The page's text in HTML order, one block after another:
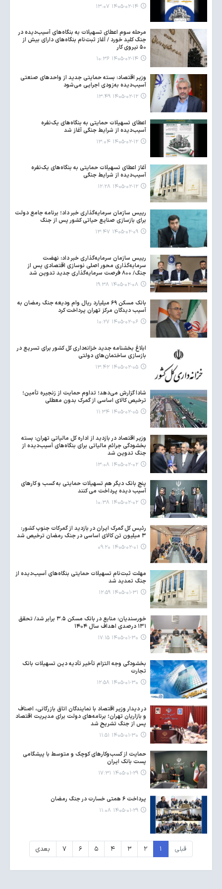
۱۴۰۵-۰۲-۱۴ ۱۳:۰۷
مرحله سوم اعطای تسهیلات به بنگاه‌های آسیب‌دیده در
جنگ کلید خورد / آغاز ثبت‌نام بنگاه‌های دارای بیش از
۵۰ نیروی کار
۱۴۰۵-۰۲-۱۴ ۱۰:۳۶
وزیر اقتصاد: بسته حمایتی جدید از واحدهای صنعتی
آسیب‌دیده به‌زودی اجرایی می‌شود
۱۴۰۵-۰۲-۱۲ ۱۳:۴۹
اعطای تسهیلات حمایتی به بنگاه‌های یک‌نفره
آسیب‌دیده از شرایط جنگی آغاز شد
۱۴۰۵-۰۲-۱۲ ۱۳:۰۴
آغاز اعطای تسهیلات حمایتی به بنگاه‌های یک‌نفره
آسیب‌دیده از شرایط جنگی
۱۴۰۵-۰۲-۱۲ ۱۲:۲۸
رییس سازمان سرمایه‌گذاری خبر داد؛ برنامه جامع دولت
برای بازسازی صنایع حیاتی کشور پس از جنگ
۱۴۰۵-۰۲-۰۹ ۱۳:۴۷
رییس سازمان سرمایه‌گذاری خبر داد: نهضت
سرمایه‌گذاری محور اصلی نوسازی اقتصادی پس از
جنگ/ ۸۰۰ فرصت سرمایه‌گذاری جدید تدوین شد
۱۴۰۵-۰۲-۰۸ ۱۹:۳۸
بانک مسکن ۶۹ میلیارد ریال وام ودیعه جنگ رمضان به
آسیب دیدگان مرکز تهران پرداخت کرد
۱۴۰۵-۰۲-۰۶ ۱۰:۲۷
ابلاغ بخشنامه جدید خزانه‌داری کل کشور برای تسریع در
بازسازی ساختمان‌های دولتی
۱۴۰۵-۰۲-۰۵ ۱۳:۴۲
شادا گزارش می‌دهد؛ تداوم حمایت از زنجیره تأمین؛
ترخیص کالای اساسی از گمرک بدون معطلی
۱۴۰۵-۰۲-۰۵ ۱۱:۳۴
وزیر اقتصاد در بازدید از اداره کل مالیاتی تهران: بسته
بخشودگی جرائم مالیاتی برای بنگاه‌های آسیب‌دیده از
جنگ تدوین شد
۱۴۰۵-۰۲-۰۲ ۱۳:۰۸
پنج بانک دیگر هم تسهیلات حمایتی به کسب و کارهای
آسیب دیده پرداخت می کنند
۱۴۰۵-۰۲-۰۲ ۱۰:۳۸
رئیس کل گمرک ایران در بازدید از گمرکات جنوب کشور:
۳ میلیون تن کالای اساسی در جنگ رمضان ترخیص شد
۱۴۰۵-۰۲-۰۱ ۰۹:۲۰
مهلت ثبت‌نام تسهیلات حمایتی بنگاه‌های آسیب‌دیده از
جنگ تمدید شد
۱۴۰۵-۰۱-۳۱ ۱۲:۵۹
خورسندیان: منابع در بانک مسکن ۳.۵ برابر شد/ تحقق
۱۳۱ درصدی اهداف سال ۱۴۰۴
۱۴۰۵-۰۱-۳۰ ۱۷:۱۵
بخشودگی وجه التزام تأخیر تأدیه دین تسهیلات بانک
تجارت
۱۴۰۵-۰۱-۳۰ ۱۲:۵۸
در دیدار وزیر اقتصاد با نمایندگان اتاق بازرگانی، اصناف
و بازاریان تهران؛ برنامه‌های دولت برای مدیریت اقتصاد
پس از جنگ تشریح شد
۱۴۰۵-۰۱-۳۰ ۱۱:۵۱
حمایت از کسب‌وکارهای کوچک و متوسط با پیشگامی
پست بانک ایران
۱۴۰۵-۰۱-۲۹ ۱۷:۳۱
پرداخت ۶ همتی خسارت در جنگ رمضان
۱۴۰۵-۰۱-۲۹ ۱۱:۰۸
قبلی ۱ ۲ ۳ ۴ ۵ ۶ ۷ بعدی